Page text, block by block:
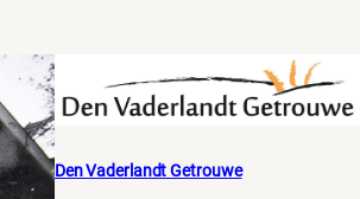
Den Vaderlandt Getrouwe